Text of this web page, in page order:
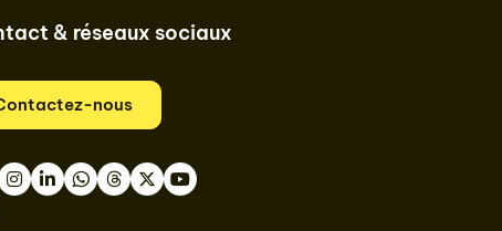
& réseaux sociaux
nous